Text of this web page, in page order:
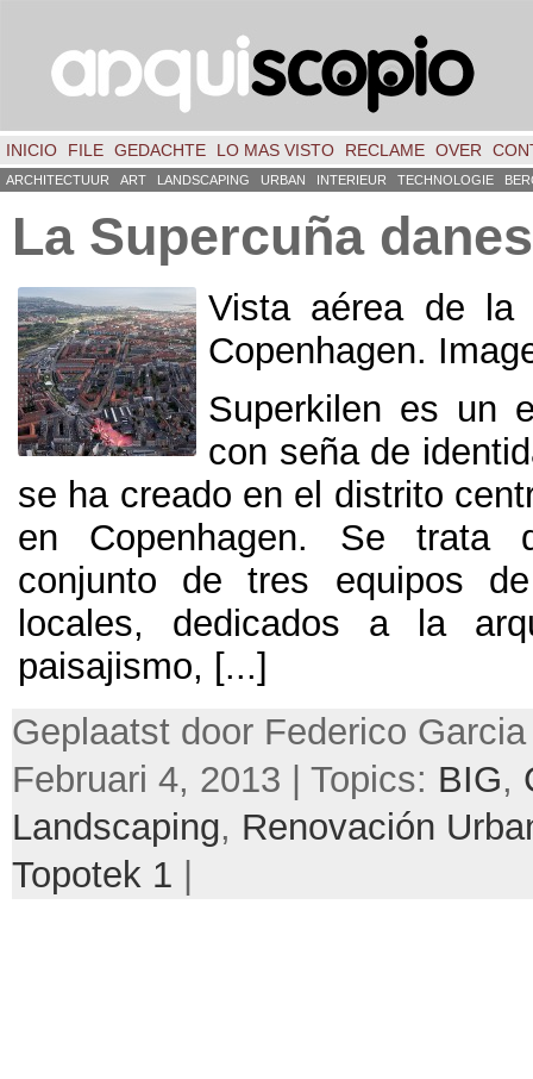
INICIO FILE GEDACHTE LO MAS VISTO RECLAME OVER
ARCHITECTUUR ART LANDSCAPING URBAN INTERIEUR TECHNOLOGIE
La Supercuña
Vista aérea de la
Copenhagen.
Superkilen es un
con seña de
se ha creado en el distrito
en Copenhagen. Se trata
conjunto de tres equipos
locales, dedicados a la
paisajismo, [...]
Geplaatst door Federico
Februari 4, 2013 | Topics: BIG,
Landscaping, Renovación
Topotek 1